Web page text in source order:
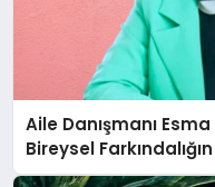
Aile Danışmanı
Bireysel
Anlatıyor